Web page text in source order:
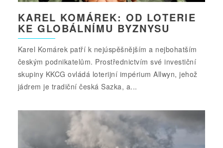
KAREL KOMÁREK: OD LOTERIE
KE GLOBÁLNÍMU BYZNYSU
Karel Komárek patří k nejúspěšnějším a nejbohatším
českým podnikatelům. Prostřednictvím své investiční
skupiny KKCG ovládá loterijní impérium Allwyn, jehož
jádrem je tradiční česká Sazka, a...